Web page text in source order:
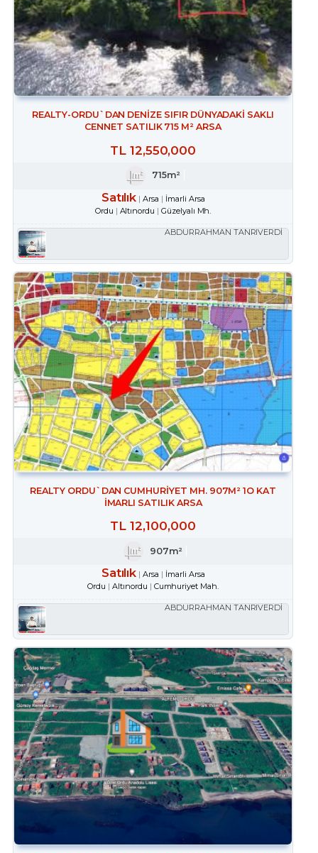
REALTY-ORDU`DAN DENİZE SIFIR DÜNYADAKİ SAKLI
CENNET SATILIK 715 M² ARSA
TL12,550,000
715m²
Satılık Arsa
İmarli Arsa
Ordu
Altınordu Güzelyalı Mh.
ABDURRAHMAN TANRIVERDİ
REALTY ORDU`DAN CUMHURİYET MH. 907M² 1O KAT
İMARLI SATILIK ARSA
TL 12,100,000
907m²
Satılık Arsa
İmarli Arsa
Ordu
Altınordu Cumhuriyet Mah.
ABDURRAHMAN TANRIVERDİ